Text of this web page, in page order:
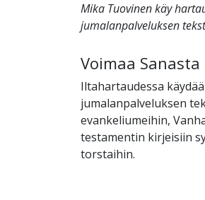
Mika Tuovinen käy
jumalanpalveluksen
Voimaa Sanasta
Iltahartaudessa
jumalanpalveluksen
evankeliumeihin,
testamentin kirjeisiin
torstaihin.